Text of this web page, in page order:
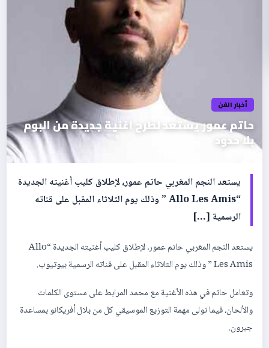
أخبار الفن
حاتم عمور يستعد لطرح اغنية جديدة من البوم
بلا حدود
يستعد النجم المغربي حاتم عمور، لإطلاق كليب أغنيته الجديدة
“Allo Les Amis ” وذلك يوم الثلاثاء المقبل على قناته
الرسمية […]
يستعد النجم المغربي حاتم عمور، لإطلاق كليب أغنيته الجديدة “Allo
Les Amis ” وذلك يوم الثلاثاء المقبل على قناته الرسمية بيوتيوب.
وتعامل حاتم في هذه الأغنية مع محمد المرابط على مستوى الكلمات
والألحان، فيما تولى مهمة التوزيع الموسيقي كل من بلال أفريكانو بمساعدة
جبرون.